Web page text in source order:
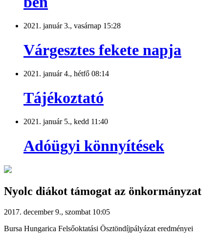
2021. január 3., vasárnap 15:28
Várgesztes fekete napja
2021. január 4., hétfő 08:14
Tájékoztató
2021. január 5., kedd 11:40
Adóügyi könnyítések
Nyolc diákot támogat az önkormányzat
2017. december 9., szombat 10:05
Bursa Hungarica Felsőoktatási Ösztöndíjpályázat eredményei